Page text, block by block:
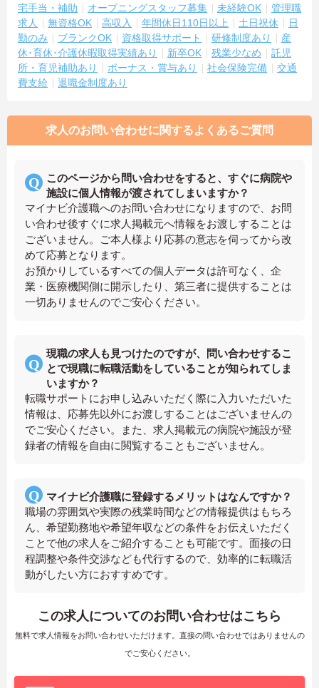
宅手当・補助
オープニングスタッフ募集 未経験OK
管理職
求人
無資格OK 高収入 年間休日110日以上 土日祝休
日
勤のみ
ブランクOK 資格取得サポート 研修制度あり
産
休･育休･介護休暇取得実績あり
新卒OK 残業少なめ
託児
所・育児補助あり
ボーナス・賞与あり 社会保険完備
交通
費支給
退職金制度あり
求人のお問い合わせに関するよくあるご質問
このページから問い合わせをすると、すぐに病院や
施設に個人情報が渡されてしまいますか？
マイナビ介護職へのお問い合わせになりますので、お問
い合わせ後すぐに求人掲載元へ情報をお渡しすることは
ございません。ご本人様より応募の意志を伺ってから改
めて応募となります。
お預かりしているすべての個人データは許可なく、企
業・医療機関側に開示したり、第三者に提供することは
一切ありませんのでご安心ください。
現職の求人も見つけたのですが、問い合わせするこ
とで現職に転職活動をしていることが知られてしま
いますか？
転職サポートにお申し込みいただく際に入力いただいた
情報は、応募先以外にお渡しすることはございませんの
でご安心ください。また、求人掲載元の病院や施設が登
録者の情報を自由に閲覧することもございません。
マイナビ介護職に登録するメリットはなんですか？
職場の雰囲気や実際の残業時間などの情報提供はもちろ
ん、希望勤務地や希望年収などの条件をお伝えいただく
ことで他の求人をご紹介することも可能です。面接の日
程調整や条件交渉なども代行するので、効率的に転職活
動がしたい方におすすめです。
この求人についてのお問い合わせはこちら
無料で求人情報をお問い合わせいただけます。直接の問い合わせではありませんの
でご安心ください。